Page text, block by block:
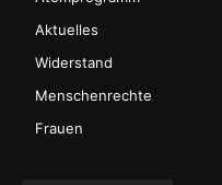
Aktuelles
Widerstand
Menschenrechte
Frauen